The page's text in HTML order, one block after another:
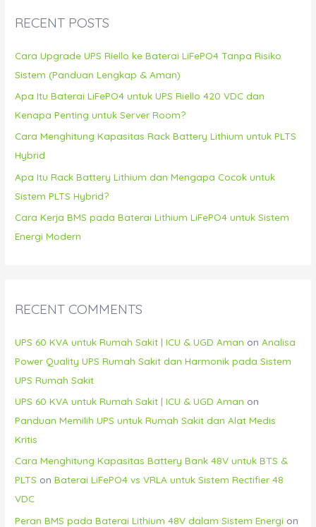
h
:
RECENT POSTS
Cara Upgrade UPS Riello ke Baterai LiFePO4 Tanpa Risiko
Sistem (Panduan Lengkap & Aman)
Apa Itu Baterai LiFePO4 untuk UPS Riello 420 VDC dan
Kenapa Penting untuk Server Room?
Cara Menghitung Kapasitas Rack Battery Lithium untuk PLTS
Hybrid
Apa Itu Rack Battery Lithium dan Mengapa Cocok untuk
Sistem PLTS Hybrid?
Cara Kerja BMS pada Baterai Lithium LiFePO4 untuk Sistem
Energi Modern
RECENT COMMENTS
UPS 60 KVA untuk Rumah Sakit | ICU & UGD Aman onAnalisa
Power Quality UPS Rumah Sakit dan Harmonik pada Sistem
UPS Rumah Sakit
UPS 60 KVA untuk Rumah Sakit | ICU & UGD Aman on
Panduan Memilih UPS untuk Rumah Sakit dan Alat Medis
Kritis
Cara Menghitung Kapasitas Battery Bank 48V untuk BTS &
PLTS onBaterai LiFePO4 vs VRLA untuk Sistem Rectifier 48
VDC
Peran BMS pada Baterai Lithium 48V dalam Sistem Energi on